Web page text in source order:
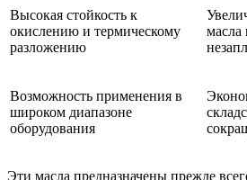
Высокая стойкость к
окислению и термическому
разложению
масла
Возможность применения в
широком диапазоне
оборудования
Эти масла предназначены прежде